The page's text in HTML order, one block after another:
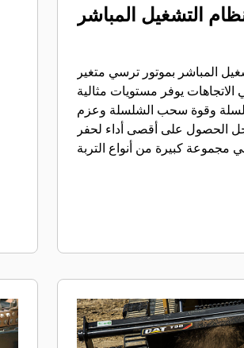
التشغيل المباشر
المباشر بموتور ترسي متغير
الاتجاهات يوفر مستويات مثالية
وقوة سحب الشلسلة وعزم
الحصول على أقصى أداء لحفر